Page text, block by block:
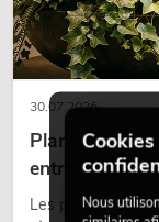
30.07.2026
Plantes
entre sécurité
Les plantes
Nous